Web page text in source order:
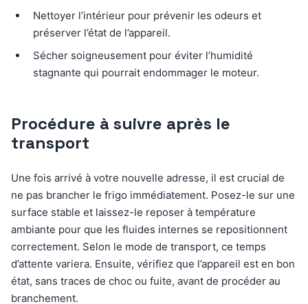
Nettoyer l’intérieur pour prévenir les odeurs et
préserver l’état de l’appareil.
Sécher soigneusement pour éviter l’humidité
stagnante qui pourrait endommager le moteur.
Procédure à suivre après le
transport
Une fois arrivé à votre nouvelle adresse, il est crucial de
ne pas brancher le frigo immédiatement. Posez-le sur une
surface stable et laissez-le reposer à température
ambiante pour que les fluides internes se repositionnent
correctement. Selon le mode de transport, ce temps
d’attente variera. Ensuite, vérifiez que l’appareil est en bon
état, sans traces de choc ou fuite, avant de procéder au
branchement.